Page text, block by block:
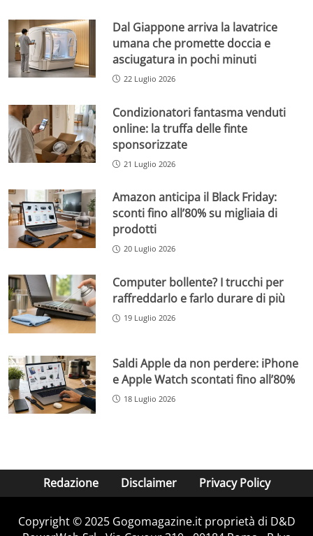
Dal Giappone arriva la lavatrice
umana che promette doccia e
asciugatura in pochi minuti
22 Luglio 2026
Condizionatori fantasma venduti
online: la truffa delle finte
sponsorizzate
21 Luglio 2026
Amazon anticipa il Black Friday:
sconti fino all’80% su migliaia di
prodotti
20 Luglio 2026
Computer bollente? I trucchi per
raffreddarlo e farlo durare di più
19 Luglio 2026
Saldi Apple da non perdere: iPhone
e Apple Watch scontati fino all’80%
18 Luglio 2026
Redazione Disclaimer Privacy Policy
Copyright © 2025 Gogomagazine.it proprietà di D&D